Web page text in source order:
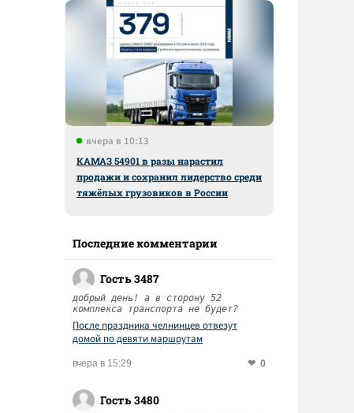
вчера в 10:13
КАМАЗ 54901 в разы нарастил
продажи и сохранил лидерство среди
тяжёлых грузовиков в России
Последние комментарии
Гость 3487
добрый день! а в сторону 52
комплекса транспорта не будет?
После праздника челнинцев отвезут
домой по девяти маршрутам
вчера в 15:29 0
Гость 3480